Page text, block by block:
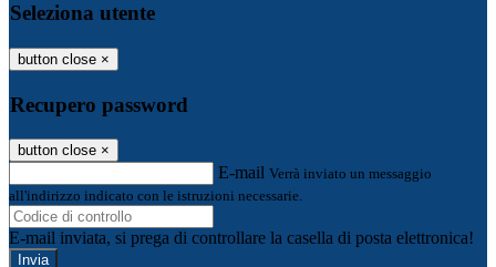
Seleziona utente
button close ×
Recupero password
button close ×
E-mail Verrà inviato un messaggio
all'indirizzo indicato con le istruzioni necessarie.
E-mail inviata, si prega di controllare la casella di posta elettronica!